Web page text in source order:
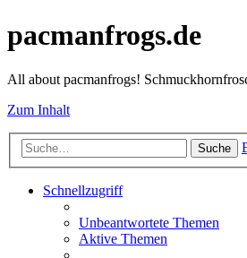
pacmanfrogs.de
All about pacmanfrogs!
Zum Inhalt
Suche
Schnellzugriff
Unbeantwortete Themen
Aktive Themen